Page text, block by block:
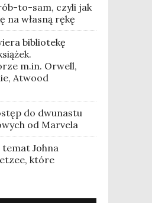
to-sam, czyli jak
na własną rękę
bibliotekę
m.in. Orwell,
Atwood
do dwunastu
od Marvela
Johna
które